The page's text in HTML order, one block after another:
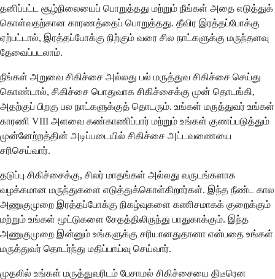
தனிப்பட்ட சூழ்நிலையைப் பொறுத்தது மற்றும் நீங்கள் அதை எடுத்துக்
கொள்வதற்கான காரணத்தைப் பொறுத்தது. தீவிர இரத்தப்போக்கு
ஏற்பட்டால், இரத்தப்போக்கு நிற்கும் வரை சில நாட்களுக்கு மருந்தளவு
தேவைப்படலாம்.
நீங்கள் அறுவை சிகிச்சை அல்லது பல் மருத்துவ சிகிச்சை செய்து
கொண்டால், சிகிச்சை பொதுவாக சிகிச்சைக்கு முன் தொடங்கி,
அதற்குப் பிறகு பல நாட்களுக்குத் தொடரும். உங்கள் மருத்துவர் உங்கள்
காரணி VIII அளவை கண்காணிப்பார் மற்றும் உங்கள் குணப்படுத்தும்
முன்னேற்றத்தின் அடிப்படையில் சிகிச்சை அட்டவணையை
சரிசெய்வார்.
தடுப்பு சிகிச்சைக்கு, சிலர் மாதங்கள் அல்லது வருடங்களாக
வழக்கமான மருந்துகளை எடுத்துக்கொள்கிறார்கள். இந்த நீண்ட கால
அணுகுமுறை இரத்தப்போக்கு நிகழ்வுகளை கணிசமாகக் குறைக்கும்
மற்றும் உங்கள் மூட்டுகளை சேதத்திலிருந்து பாதுகாக்கும். இந்த
அணுகுமுறை இன்னும் உங்களுக்கு சரியானதுதானா என்பதை உங்கள்
மருத்துவர் தொடர்ந்து மதிப்பாய்வு செய்வார்.
முதலில் உங்கள் மருத்துவரிடம் பேசாமல் சிகிச்சையை திடீரென